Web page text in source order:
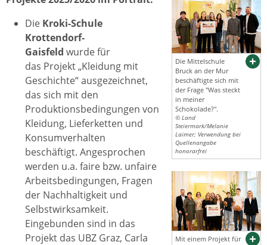
Die Mittelschule
Bruck an der Mur
beschäftigte sich mit
der Frage "Was steckt
in meiner
Schokolade?".
© Land
Steiermark/Melanie
Laimer; Verwendung bei
Quellenangabe
honorarfrei
Mit einem Projekt für
Die Kroki-Schule
Krottendorf-
Gaisfeld wurde für
das Projekt „Kleidung mit
Geschichte“ ausgezeichnet,
das sich mit den
Produktionsbedingungen von
Kleidung, Lieferketten und
Konsumverhalten
beschäftigt. Angesprochen
werden u.a. faire bzw. unfaire
Arbeitsbedingungen, Fragen
der Nachhaltigkeit und
Selbstwirksamkeit.
Eingebunden sind in das
Projekt das UBZ Graz, Carla